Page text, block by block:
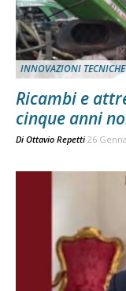
INNOVAZIONI TECNICHE
Ricambi e
cinque anni
Di Ottavio Repetti 26